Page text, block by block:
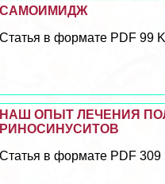
САМОИМИДЖ
Статья в формате PDF 99
НАШ ОПЫТ ЛЕЧЕНИЯ
РИНОСИНУСИТОВ
Статья в формате PDF 309